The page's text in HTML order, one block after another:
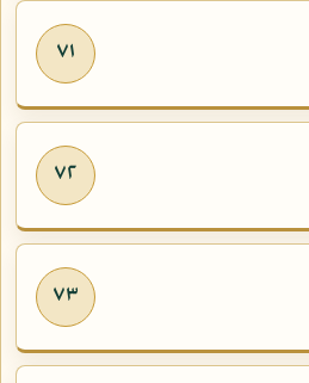
٧١
٧٢
٧٣